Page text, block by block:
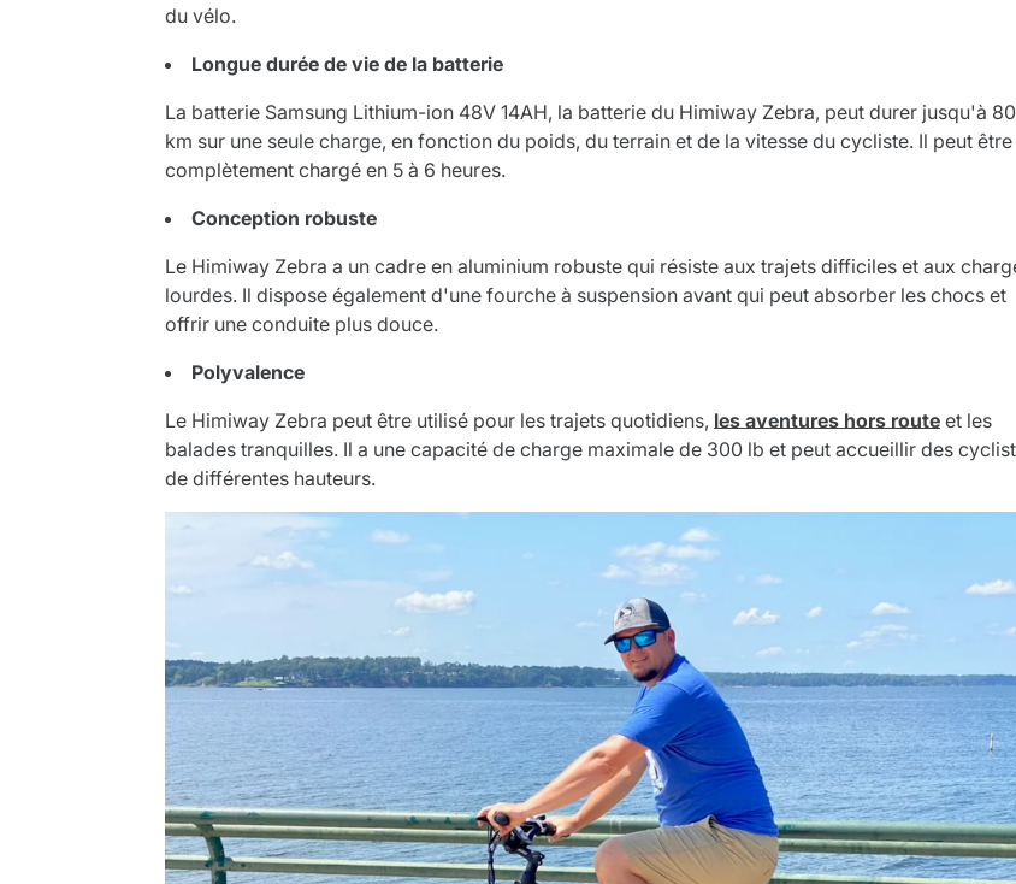
du vélo.
Longue durée de vie de la batterie
La batterie Samsung Lithium-ion 48V 14AH, la batterie du Himiway Zebra, peut durer jusqu'à 80
km sur une seule charge, en fonction du poids, du terrain et de la vitesse du cycliste. Il peut être
complètement chargé en 5 à 6 heures.
Conception robuste
Le Himiway Zebra a un cadre en aluminium robuste qui résiste aux trajets difficiles et aux
lourdes. Il dispose également d'une fourche à suspension avant qui peut absorber les chocs et
offrir une conduite plus douce.
Polyvalence
Le Himiway Zebra peut être utilisé pour les trajets quotidiens, les aventures hors route et les
balades tranquilles. Il a une capacité de charge maximale de 300 lb et peut accueillir des
de différentes hauteurs.